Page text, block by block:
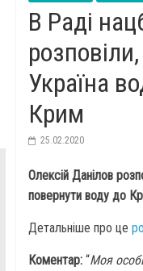
В Раді
Україна
Крим
25.02.2020
Олексій Данілов
повернути воду до
Детальніше про це
Коментар: “Моя